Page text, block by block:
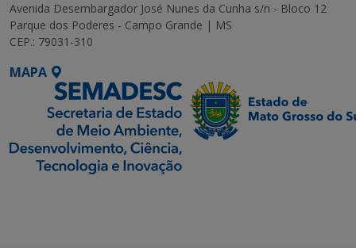
Avenida Desembargador José Nunes da Cunha s/n - Bloco 12
Parque dos Poderes - Campo Grande | MS
CEP.: 79031-310
MAPA